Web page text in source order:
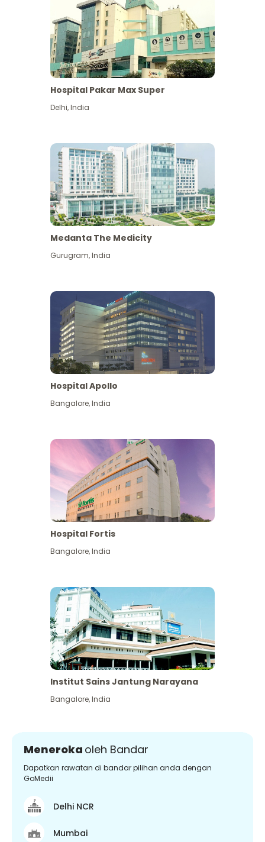
Hospital Pakar Max Super
Delhi,India
Medanta The Medicity
Gurugram,India
Hospital Apollo
Bangalore,India
Hospital Fortis
Bangalore,India
Institut Sains Jantung Narayana
Bangalore,India
Meneroka oleh Bandar
Dapatkan rawatan di bandar pilihan anda dengan
GoMedii
Delhi NCR
Mumbai